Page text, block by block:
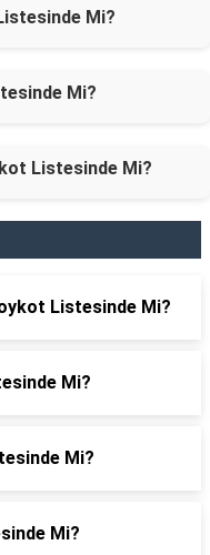
Mi?
Mi?
Listesinde Mi?
Listesinde Mi?
Mi?
Mi?
Mi?